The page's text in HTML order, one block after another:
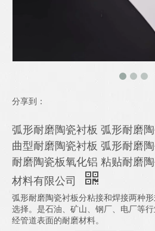
分享到：
弧形耐磨陶瓷衬板 弧形耐磨
曲型耐磨陶瓷衬板 弧形耐磨
耐磨陶瓷板氧化铝 粘贴耐磨
材料有限公司
弧形耐磨陶瓷衬板分粘接和焊接两种
选择。是石油、矿山、钢厂、电厂等
经管道表面的耐磨材料。